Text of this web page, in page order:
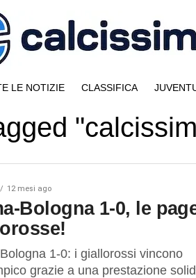
LE NOTIZIE CLASSIFICA
12 mesi ago
Bologna 1-0, le
1-0: i giallorossi vincono
grazie a una prestazione